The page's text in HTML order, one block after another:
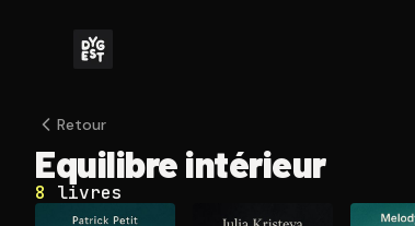
Retour
Equilibre intérieur
8 livres